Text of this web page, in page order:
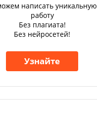
написать уникальную
работу
Без плагиата!
Без нейросетей!
Узнайте